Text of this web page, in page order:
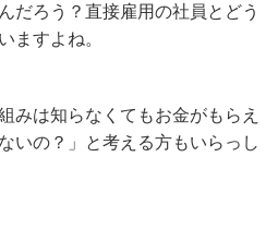
だろう？直接雇用の社員とどう
ますよね。
みは知らなくてもお金がもらえ
いの？」と考える方もいらっし